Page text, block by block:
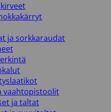
ja sorkkaraudat
vaahtopistoolit
ja taltat